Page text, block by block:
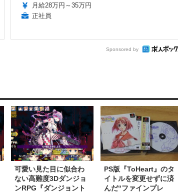
月給28万円～35万円
正社員
Sponsored by
可愛い見た目に似合わ
ない高難度3Dダンジョ
ンRPG『ダンジョント
PS版『ToHeart』のタ
イトルを変更せずに済
んだ“ファインプレ